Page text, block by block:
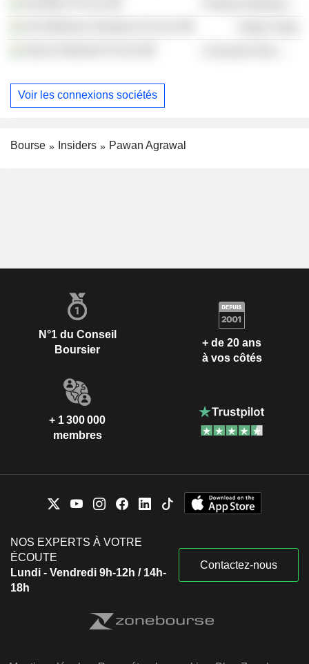
Voir les connexions sociétés
Bourse Insiders Pawan Agrawal
N°1 du Conseil
Boursier
+ de 20 ans
à vos côtés
+ 1 300 000
membres
NOS EXPERTS À VOTRE
ÉCOUTE
Lundi - Vendredi 9h-12h / 14h-
18h
Contactez-nous